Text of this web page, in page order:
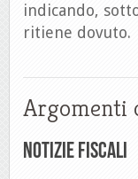
indicando,
ritiene dovuto.
Argomenti
Notizie Fiscali